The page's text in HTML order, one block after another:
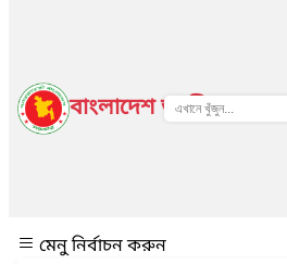
বাংলাদেশ জাতীয় তথ্য
মেনু নির্বাচন করুন